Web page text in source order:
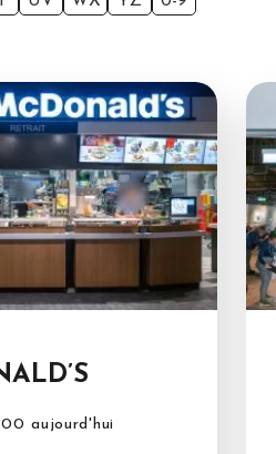
aujourd'hui